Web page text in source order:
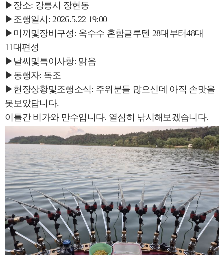
▶장소: 강릉시 장현동
▶조행일시: 2026.5.22 19:00
▶미끼및장비구성: 옥수수 혼합글루텐 28대부터48대
11대편성
▶날씨및특이사항: 맑음
▶동행자: 독조
▶현장상황및조행소식: 주위분들 많으신데 아직 손맛을
못보았답니다.
이틀간 비가와 만수입니다. 열심히 낚시해보겠습니다.